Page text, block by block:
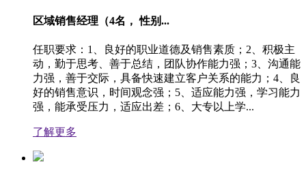
区域销售经理（4名， 性别...
任职要求：1、良好的职业道德及销售素质；2、积极主
动，勤于思考、善于总结，团队协作能力强；3、沟通能
力强，善于交际，具备快速建立客户关系的能力；4、良
好的销售意识，时间观念强；5、适应能力强，学习能力
强，能承受压力，适应出差；6、大专以上学...
了解更多